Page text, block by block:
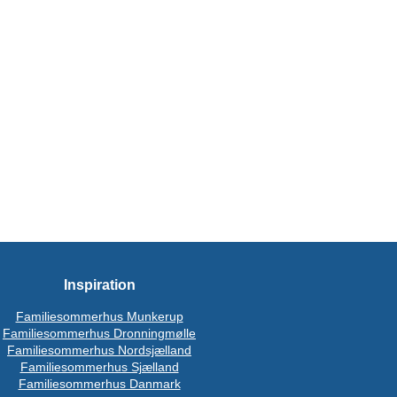
Inspiration
Familiesommerhus Munkerup
Familiesommerhus Dronningmølle
Familiesommerhus Nordsjælland
Familiesommerhus Sjælland
Familiesommerhus Danmark